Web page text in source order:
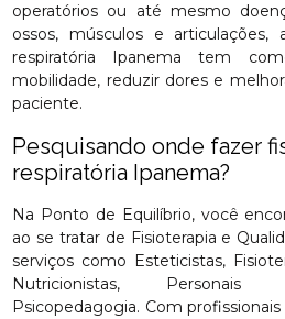
operatórios ou até mesmo
ossos, músculos e articulações,
respiratória Ipanema tem
mobilidade, reduzir dores e
paciente.
Pesquisando onde fazer
respiratória Ipanema?
Na Ponto de Equilíbrio, você
ao se tratar de Fisioterapia e
serviços como Esteticistas,
Nutricionistas, Personais
Psicopedagogia. Com